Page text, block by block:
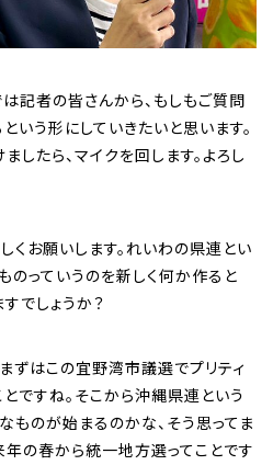
記者の皆さんから、もしもご質問
いう形にしていきたいと思います。
たら、マイクを回します。よろし
くお願いします。れいわの県連とい
のっていうのを新しく何か作ると
すでしょうか？
ずはこの宜野湾市議選でプリティ
ですね。そこから沖縄県連という
ものが始まるのかな、そう思ってま
年の春から統一地方選ってことです